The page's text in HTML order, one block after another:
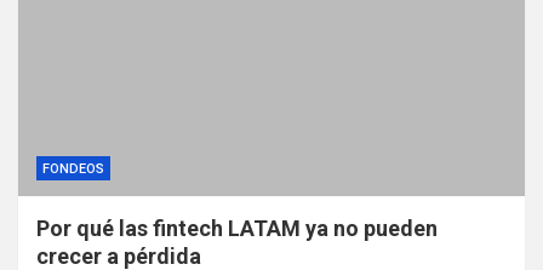
FONDEOS
Por qué las fintech LATAM ya no pueden
crecer a pérdida